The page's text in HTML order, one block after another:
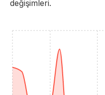
değişimleri.